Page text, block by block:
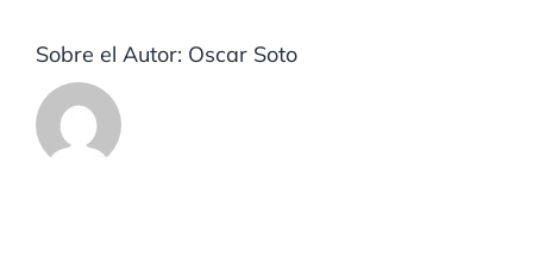
Sobre el Autor: Oscar Soto